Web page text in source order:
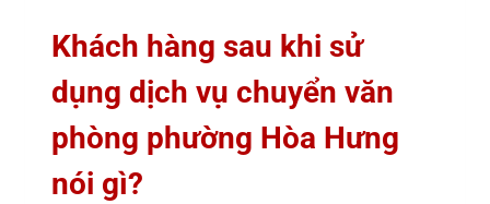
Khách hàng sau khi sử
dụng dịch vụ chuyển văn
phòng phường Hòa Hưng
nói gì?